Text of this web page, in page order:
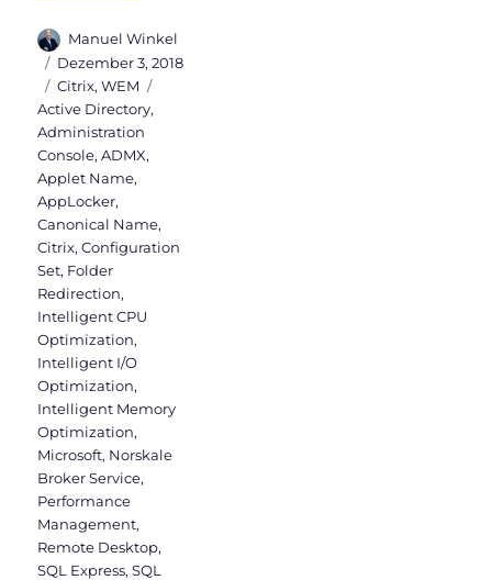
Autor
Manuel Winkel
Veröffentlicht
am
Dezember 3, 2018
Kategorien
Citrix,WEM
Active Directory,
Administration
Console,ADMX,
Applet Name,
AppLocker,
Canonical Name,
Citrix,Configuration
Set, Folder
Redirection,
Intelligent CPU
Optimization,
Intelligent I/O
Optimization,
Intelligent Memory
Optimization,
Microsoft, Norskale
Broker Service,
Performance
Management,
Remote Desktop,
SQL Express,SQL